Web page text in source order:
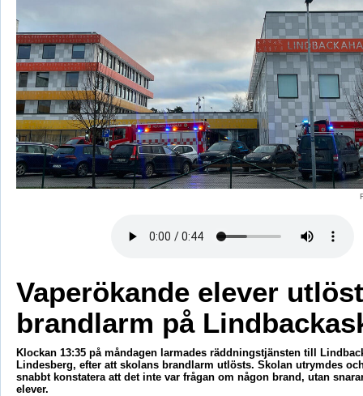
Vaperökande elever
brandlarm på
Klockan 13:35 på måndagen larmades räddningstjänsten till
Lindesberg, efter att skolans brandlarm utlösts. Skolan utrymdes
snabbt konstatera att det inte var frågan om någon brand, utan
elever.